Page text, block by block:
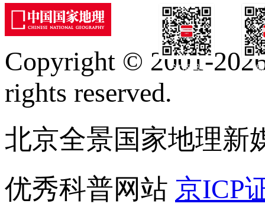
订阅号
Copyright © 2001-
rights reserved.
北京全景国家地理新
优秀科普网站 京ICP